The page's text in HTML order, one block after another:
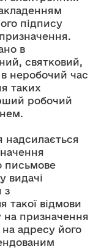
підпису
в
святковий,
неробочий час
таких
робочий
надсилається
письмове
видачі
з
такої відмови
на призначення
адресу його